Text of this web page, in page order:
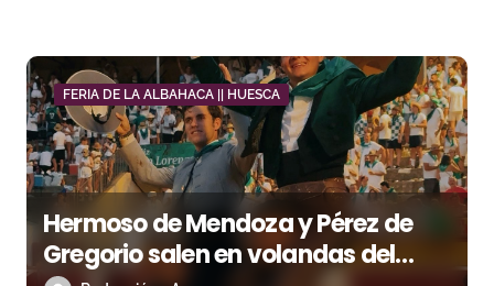
d
a
s
FERIA DE LA ALBAHACA || HUESCA
Hermoso de Mendoza y Pérez de
Gregorio salen en volandas del